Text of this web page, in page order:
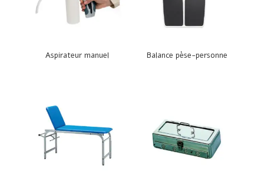
Aspirateur manuel Balance pèse-personne